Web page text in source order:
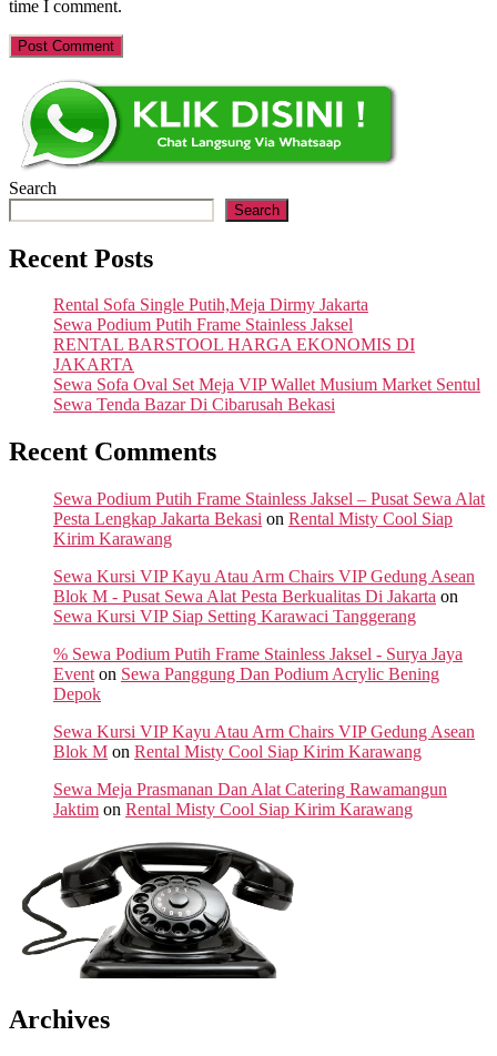
time I comment.
Search
Search
Recent Posts
Rental Sofa Single Putih,Meja Dirmy Jakarta
Sewa Podium Putih Frame Stainless Jaksel
RENTAL BARSTOOL HARGA EKONOMIS DI
JAKARTA
Sewa Sofa Oval Set Meja VIP Wallet Musium Market Sentul
Sewa Tenda Bazar Di Cibarusah Bekasi
Recent Comments
Sewa Podium Putih Frame Stainless Jaksel – Pusat Sewa Alat
Pesta Lengkap Jakarta Bekasi on Rental Misty Cool Siap
Kirim Karawang
Sewa Kursi VIP Kayu Atau Arm Chairs VIP Gedung Asean
Blok M - Pusat Sewa Alat Pesta Berkualitas Di Jakarta on
Sewa Kursi VIP Siap Setting Karawaci Tanggerang
% Sewa Podium Putih Frame Stainless Jaksel - Surya Jaya
Event on Sewa Panggung Dan Podium Acrylic Bening
Depok
Sewa Kursi VIP Kayu Atau Arm Chairs VIP Gedung Asean
Blok M on Rental Misty Cool Siap Kirim Karawang
Sewa Meja Prasmanan Dan Alat Catering Rawamangun
Jaktim on Rental Misty Cool Siap Kirim Karawang
Archives